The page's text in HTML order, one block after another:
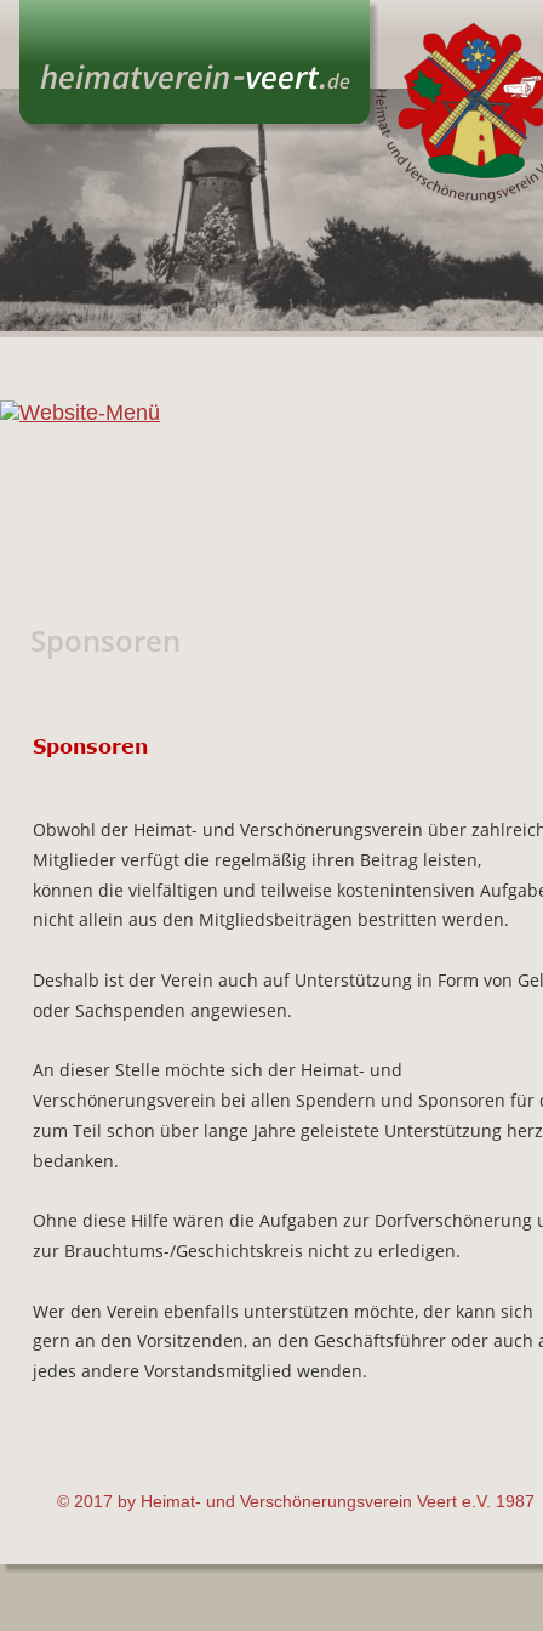
© 2017 by Heimat- und Verschönerungsverein Veert e.V. 1987
Sponsoren
heimatverein- veert.de
Sponsoren
Obwohl der Heimat- und Verschönerungsverein über
Mitglieder verfügt die regelmäßig ihren Beitrag leisten,
können die vielfältigen und teilweise kostenintensiven
nicht allein aus den Mitgliedsbeiträgen bestritten werden.
Deshalb ist der Verein auch auf Unterstützung in Form von
oder Sachspenden angewiesen.
An dieser Stelle möchte sich der Heimat- und
Verschönerungsverein bei allen Spendern und Sponsoren
zum Teil schon über lange Jahre geleistete Unterstützung
bedanken.
Ohne diese Hilfe wären die Aufgaben zur Dorfverschönerung
zur Brauchtums-/Geschichtskreis nicht zu erledigen.
Wer den Verein ebenfalls unterstützen möchte, der kann sich
gern an den Vorsitzenden, an den Geschäftsführer oder auch
jedes andere Vorstandsmitglied wenden.